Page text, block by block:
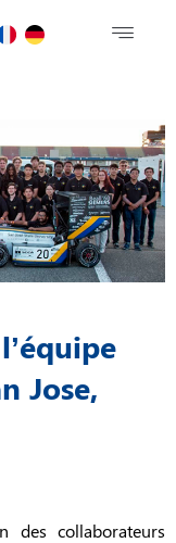
Jose,
des collaborateurs